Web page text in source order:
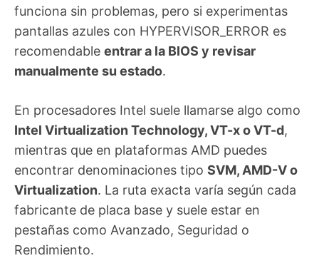
funciona sin problemas, pero si experimentas
pantallas azules con HYPERVISOR_ERROR es
recomendable entrar a la BIOS y revisar
manualmente su estado.
En procesadores Intel suele llamarse algo como
Intel Virtualization Technology, VT-x o VT-d,
mientras que en plataformas AMD puedes
encontrar denominaciones tipo SVM, AMD-V o
Virtualization. La ruta exacta varía según cada
fabricante de placa base y suele estar en
pestañas como Avanzado, Seguridad o
Rendimiento.